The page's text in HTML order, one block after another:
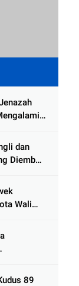
dan
Diembat,
Wali
89